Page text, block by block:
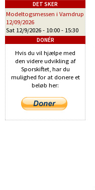
DET SKER
Modeltogsmessen i Vamdrup
12/09/2026
Sat 12/9/2026 - 10:00 - 15:30
DONÉR
Hvis du vil hjælpe med
den videre udvikling af
Sporskiftet, har du
mulighed for at donere et
beløb her: